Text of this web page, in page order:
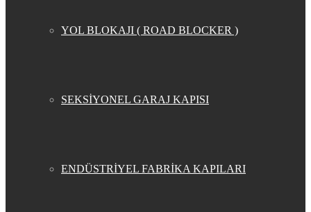
YOL BLOKAJI ( ROAD BLOCKER )
SEKSİYONEL GARAJ KAPISI
ENDÜSTRİYEL FABRİKA KAPILARI